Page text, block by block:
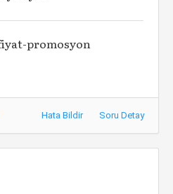
promosyon
Hata Bildir Soru Detay